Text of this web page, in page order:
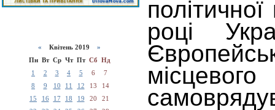
« Квітень 2019 »
Пн Вт Ср Чт Пт Сб Нд
1
2 3 4 5 6
7
8
9 10 11 12 13
14
15
16 17 18 19 20
21
році
місцевого